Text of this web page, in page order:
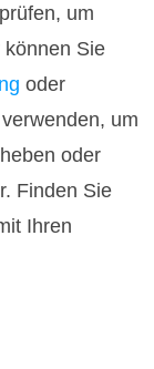
um
können Sie
oder
verwenden, um
oder
Finden Sie
Ihren